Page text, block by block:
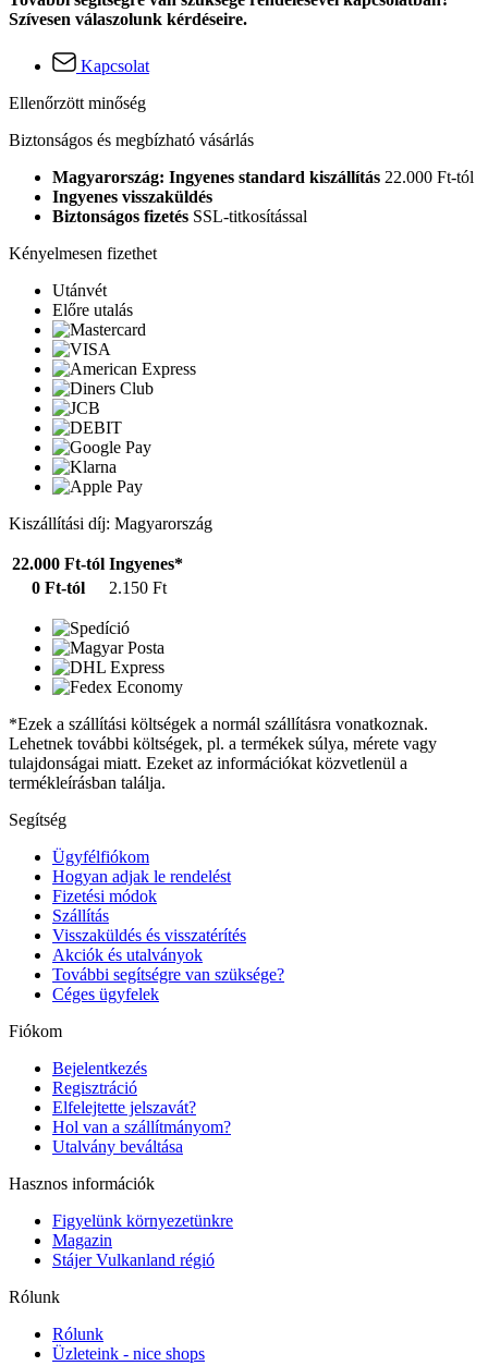
Szívesen válaszolunk kérdéseire.
Kapcsolat
Ellenőrzött minőség
Biztonságos és megbízható vásárlás
Magyarország: Ingyenes standard kiszállítás 22.000 Ft-tól
Ingyenes visszaküldés
Biztonságos fizetés SSL-titkosítással
Kényelmesen fizethet
Utánvét
Előre utalás
Kiszállítási díj: Magyarország
22.000 Ft-tól Ingyenes*
0 Ft-tól
2.150 Ft
*Ezek a szállítási költségek a normál szállításra vonatkoznak.
Lehetnek további költségek, pl. a termékek súlya, mérete vagy
tulajdonságai miatt. Ezeket az információkat közvetlenül a
termékleírásban találja.
Segítség
Ügyfélfiókom
Hogyan adjak le rendelést
Fizetési módok
Szállítás
Visszaküldés és visszatérítés
Akciók és utalványok
További segítségre van szüksége?
Céges ügyfelek
Fiókom
Bejelentkezés
Regisztráció
Elfelejtette jelszavát?
Hol van a szállítmányom?
Utalvány beváltása
Hasznos információk
Figyelünk környezetünkre
Magazin
Stájer Vulkanland régió
Rólunk
Rólunk
Üzleteink - nice shops